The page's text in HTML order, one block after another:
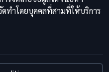
ทำโดยบุคคลที่สามที่ให้บริการ